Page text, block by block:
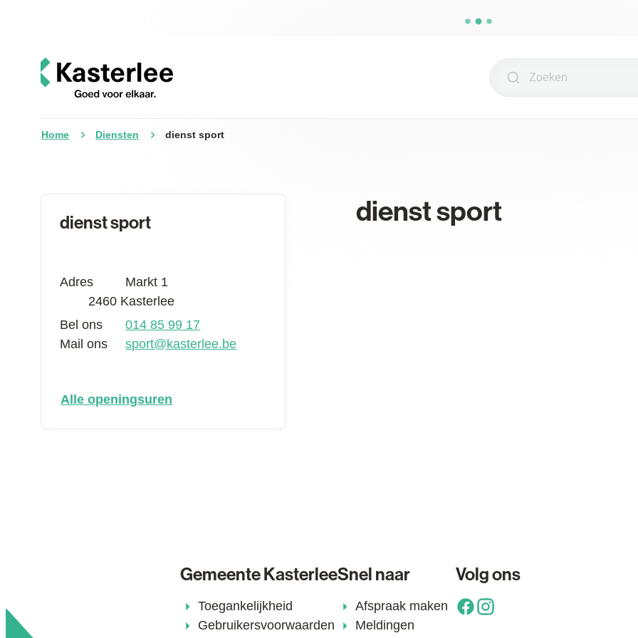
Kasterlee
Zoeken
Home Diensten dienst sport
dienst sport
Adres
Markt 1
,2460 Kasterlee
Bel ons
014 85 99 17
Mail ons
sport@kasterlee.be
Alle openingsuren
dienst sport
Gemeente Kasterlee
Toegankelijkheid
Gebruikersvoorwaarden
Snel naar
Afspraak maken
Meldingen
Volg ons
Facebook
Instagram